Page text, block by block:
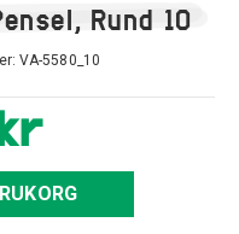
Rund 10
VA-5580_10